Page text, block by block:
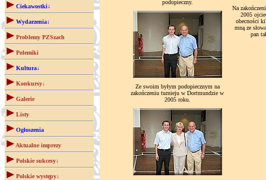
Ciekawostki↓
Wydarzenia↓
Problemy PZSzach
Polemiki
Kultura↓
Konkursy↓
Galerie
Listy
Ogłoszenia
Aktualne imprezy
Polskie sukcesy↓
Polskie występy↓
podopieczny.
Ze swoim byłym podopiecznym na
zakończeniu turnieju w Dortmundzie w
2005 roku.
Na
2005
obecności
mną ze
pan